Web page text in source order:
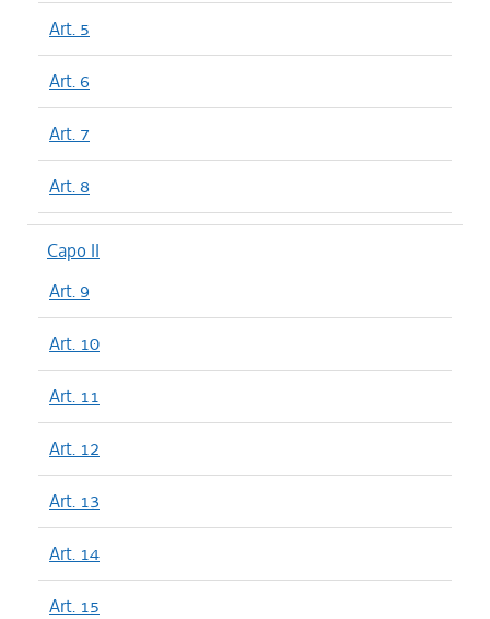
Art. 5
Art. 6
Art. 7
Art. 8
Capo II
Art. 9
Art. 10
Art. 11
Art. 12
Art. 13
Art. 14
Art. 15